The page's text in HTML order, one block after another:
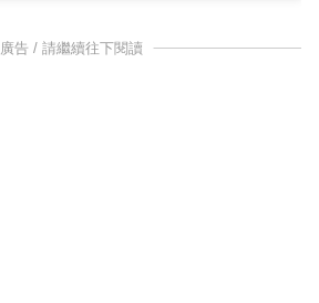
廣告 / 請繼續往下閱讀